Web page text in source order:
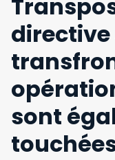
directive
sont